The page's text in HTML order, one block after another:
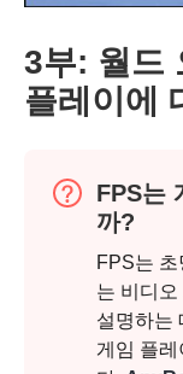
3부: 월드
플레이에
FPS는
까?
FPS는
는 비디오
설명하는
게임 플레